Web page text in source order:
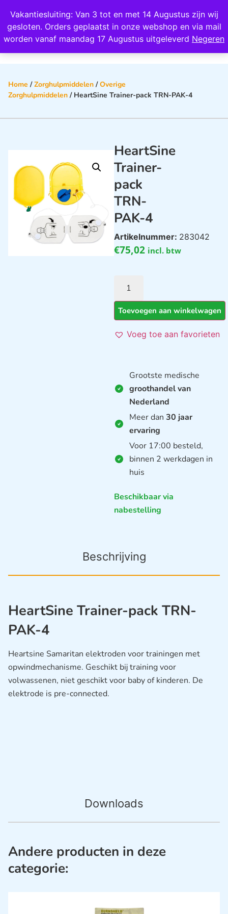
Vakantiesluiting: Van 3 tot en met 14 Augustus zijn wij
gesloten. Orders geplaatst in onze webshop en via mail
worden vanaf maandag 17 Augustus uitgeleverd Negeren
Wij scoren een 4,8 op Google
Home /Zorghulpmiddelen /Overige
Zorghulpmiddelen / HeartSine Trainer-pack TRN-PAK-4
HeartSine
Trainer-
pack
TRN-
PAK-4
Artikelnummer: 283042
€75,02 incl. btw
Toevoegen aan winkelwagen
Voeg toe aan favorieten
Grootste medische
groothandel van
Nederland
Meer dan 30 jaar
ervaring
Voor 17:00 besteld,
binnen 2 werkdagen in
huis
Beschikbaar via
nabestelling
Beschrijving
Downloads
HeartSine Trainer-pack TRN-
PAK-4
Heartsine Samaritan elektroden voor trainingen met
opwindmechanisme. Geschikt bij training voor
volwassenen, niet geschikt voor baby of kinderen. De
elektrode is pre-connected.
Andere producten in deze
categorie: